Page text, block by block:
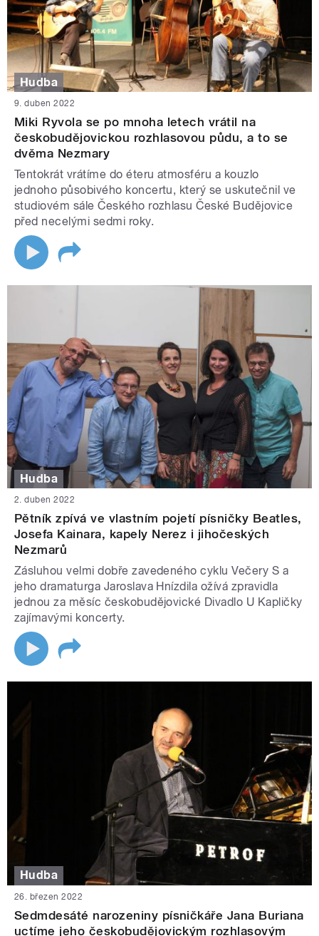
Hudba
9. duben 2022
Miki Ryvola se po mnoha letech vrátil na
českobudějovickou rozhlasovou půdu, a to se
dvěma Nezmary
Tentokrát vrátíme do éteru atmosféru a kouzlo
jednoho působivého koncertu, který se uskutečnil ve
studiovém sále Českého rozhlasu České Budějovice
před necelými sedmi roky.
Hudba
2. duben 2022
Pětník zpívá ve vlastním pojetí písničky Beatles,
Josefa Kainara, kapely Nerez i jihočeských
Nezmarů
Zásluhou velmi dobře zavedeného cyklu Večery S a
jeho dramaturga Jaroslava Hnízdila ožívá zpravidla
jednou za měsíc českobudějovické Divadlo U Kapličky
zajímavými koncerty.
Hudba
26. březen 2022
Sedmdesáté narozeniny písničkáře Jana Buriana
uctíme jeho českobudějovickým rozhlasovým